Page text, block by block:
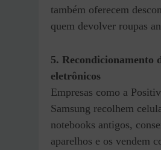
também oferecem
quem devolver roupas
5. Recondicionamento
eletrônicos
Empresas como a
Samsung recolhem
notebooks antigos,
aparelhos e os vendem